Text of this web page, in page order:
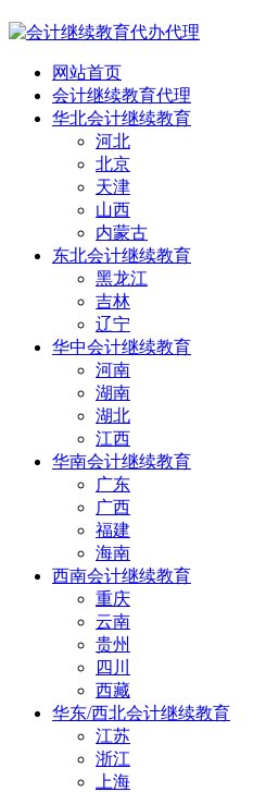
网站首页
会计继续教育代理
华北会计继续教育
河北
北京
天津
山西
内蒙古
东北会计继续教育
黑龙江
吉林
辽宁
华中会计继续教育
河南
湖南
湖北
江西
华南会计继续教育
广东
广西
福建
海南
西南会计继续教育
重庆
云南
贵州
四川
西藏
华东/西北会计继续教育
江苏
浙江
上海